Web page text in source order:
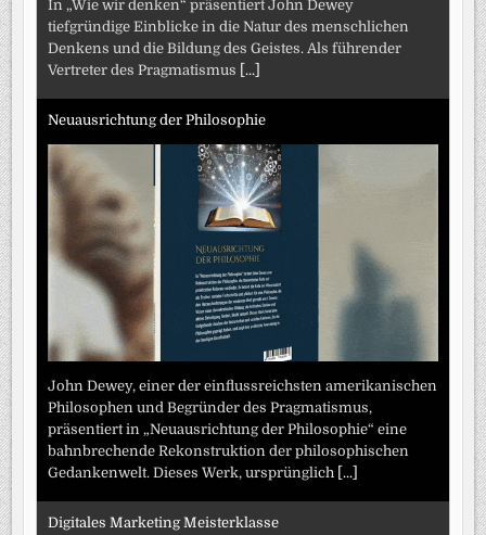
In „Wie wir denken“ präsentiert John Dewey
tiefgründige Einblicke in die Natur des menschlichen
Denkens und die Bildung des Geistes. Als führender
Vertreter des Pragmatismus
[...]
Neuausrichtung der Philosophie
John Dewey, einer der einflussreichsten amerikanischen
Philosophen und Begründer des Pragmatismus,
präsentiert in „Neuausrichtung der Philosophie“ eine
bahnbrechende Rekonstruktion der philosophischen
Gedankenwelt. Dieses Werk, ursprünglich
[...]
Digitales Marketing Meisterklasse